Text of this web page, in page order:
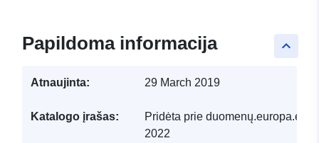
keyboard_arrow_up
Papildoma informacija
Atnaujinta: 29 March 2019
Katalogo įrašas: Pridėta prie duomenų.europa.eu:
2022